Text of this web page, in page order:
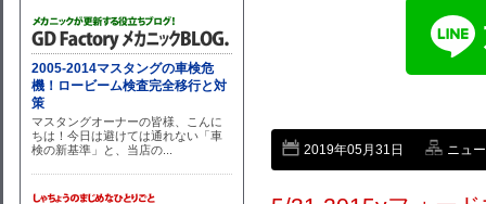
2019年05月31日 ニュ